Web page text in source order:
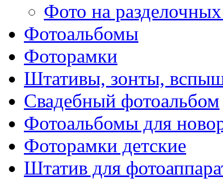
Фото на
Фотоальбомы
Фоторамки
Штативы, зонты,
Свадебный фотоальбом
Фотоальбомы для
Фоторамки детские
Штатив для